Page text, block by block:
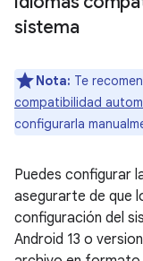
sistema
Nota: Te
compatibilidad
configurarla
Puedes configurar
asegurarte de que
configuración del
Android 13 o